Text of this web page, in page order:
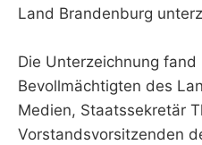
Land Brandenburg
Die Unterzeichnung fand
Bevollmächtigten des
Medien, Staatssekretär
Vorstandsvorsitzenden